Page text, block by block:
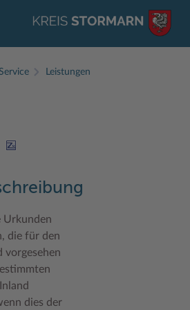
↗ Stormarn
Stormarn
(EG-DLRL)
Wirtschaften
Leistungen
Urkunden
die für den
vorgesehen
dies der